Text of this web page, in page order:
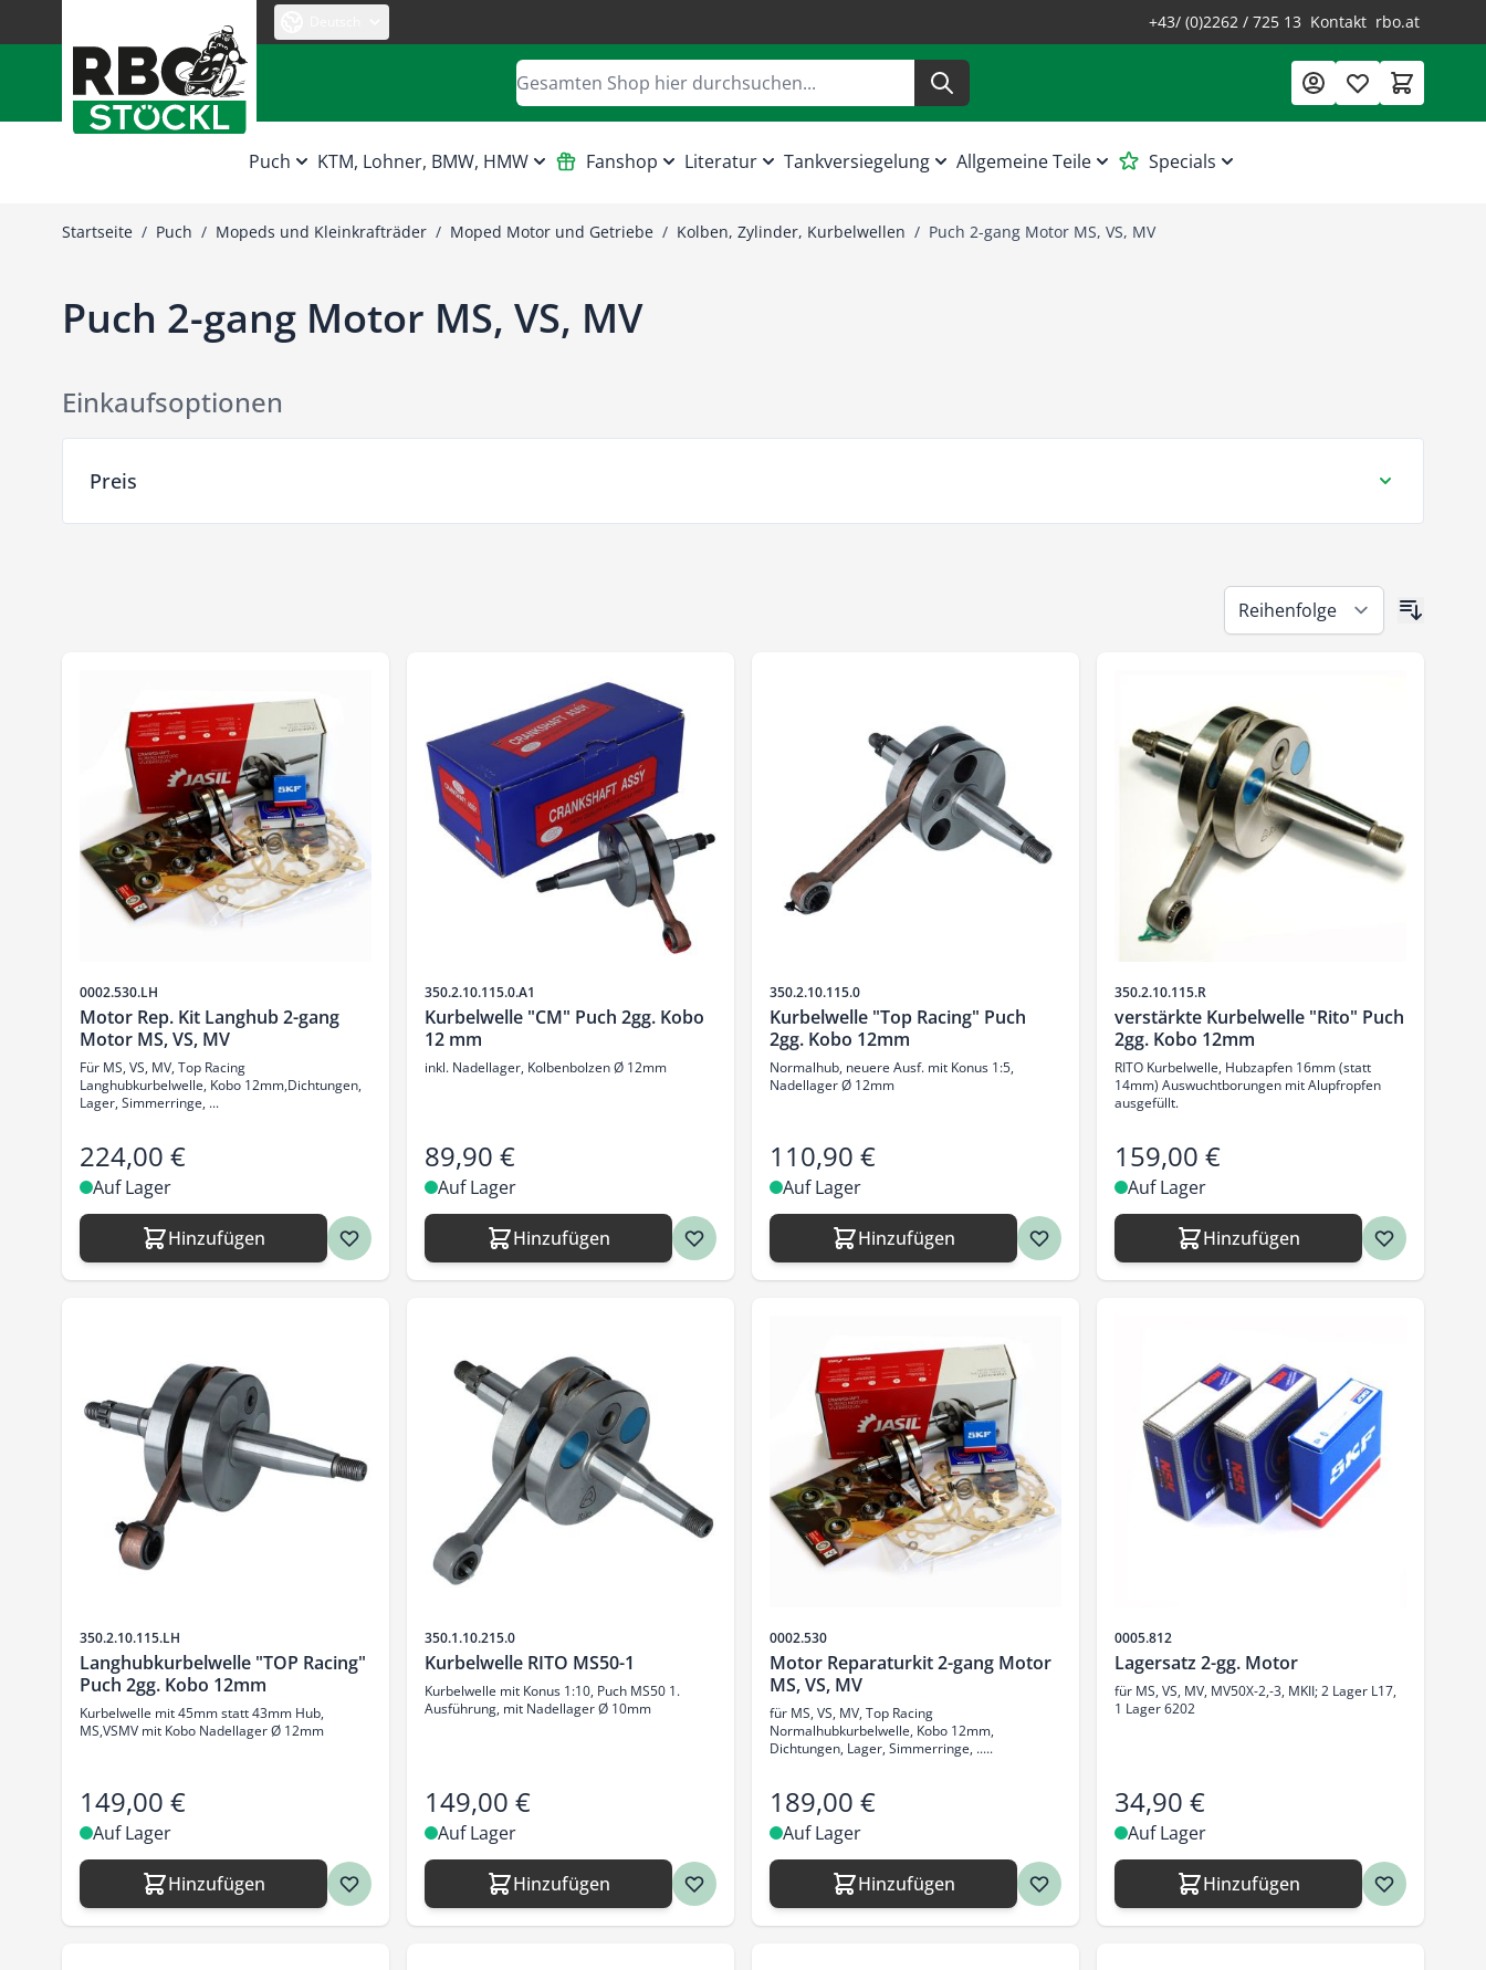
+43/ (0)2262 / 725 13 Kontakt rbo.at
Suche
Puch KTM, Lohner, BMW, HMW Fanshop Literatur Tankversiegelung Allgemeine Teile Specials
Startseite / Puch / Mopeds und Kleinkrafträder / Moped Motor und Getriebe / Kolben, Zylinder, Kurbelwellen / Puch 2-gang Motor MS, VS, MV
Puch 2-gang Motor MS, VS, MV
Einkaufsoptionen
Preis
Artikelnr.
0002.530.LH
Motor Rep. Kit Langhub 2-gang
Motor MS, VS, MV
Für MS, VS, MV, Top Racing
Langhubkurbelwelle, Kobo 12mm,Dichtungen,
Lager, Simmerringe, ...
224,00 €
Auf Lager
Hinzufügen
Artikelnr.
350.2.10.115.0.A1
Kurbelwelle "CM" Puch 2gg. Kobo
12 mm
inkl. Nadellager, Kolbenbolzen Ø 12mm
89,90 €
Auf Lager
Hinzufügen
Artikelnr.
350.2.10.115.0
Kurbelwelle "Top Racing" Puch
2gg. Kobo 12mm
Normalhub, neuere Ausf. mit Konus 1:5,
Nadellager Ø 12mm
110,90 €
Auf Lager
Hinzufügen
Artikelnr.
350.2.10.115.R
verstärkte Kurbelwelle "Rito" Puch
2gg. Kobo 12mm
RITO Kurbelwelle, Hubzapfen 16mm (statt
14mm) Auswuchtborungen mit Alupfropfen
ausgefüllt.
159,00 €
Auf Lager
Hinzufügen
Artikelnr.
350.2.10.115.LH
Langhubkurbelwelle "TOP Racing"
Puch 2gg. Kobo 12mm
Kurbelwelle mit 45mm statt 43mm Hub,
MS,VSMV mit Kobo Nadellager Ø 12mm
149,00 €
Auf Lager
Hinzufügen
Artikelnr.
350.1.10.215.0
Kurbelwelle RITO MS50-1
Kurbelwelle mit Konus 1:10, Puch MS50 1.
Ausführung, mit Nadellager Ø 10mm
149,00 €
Auf Lager
Hinzufügen
Artikelnr.
0002.530
Motor Reparaturkit 2-gang Motor
MS, VS, MV
für MS, VS, MV, Top Racing
Normalhubkurbelwelle, Kobo 12mm,
Dichtungen, Lager, Simmerringe, .....
189,00 €
Auf Lager
Hinzufügen
Artikelnr.
0005.812
Lagersatz 2-gg. Motor
für MS, VS, MV, MV50X-2,-3, MKII; 2 Lager L17,
1 Lager 6202
34,90 €
Auf Lager
Hinzufügen